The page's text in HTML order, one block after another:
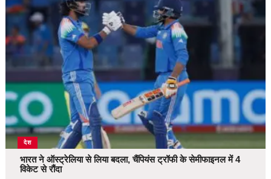
देश
भारत ने ऑस्ट्रेलिया से लिया बदला, चैंपियंस ट्रॉफी के सेमीफाइनल में 4
विकेट से रौंदा